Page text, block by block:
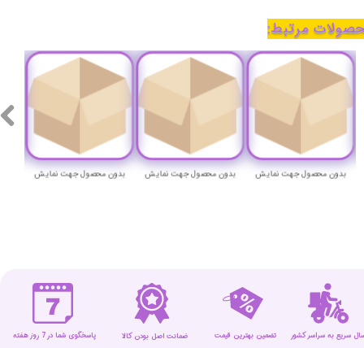
بدون محصول جهت نمایش بدون محصول جهت نمایش بدون محصول جهت نمایش
مرتبط:
ضمانت اصل بودن کالا تضمین بهترین قیمت پاسخگوی شما در 7 روز هفته سریع به سراسر کشور